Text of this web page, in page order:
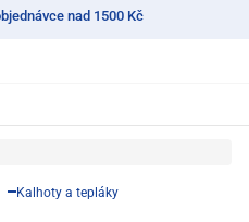
nad 1500 Kč
Kalhoty a tepláky